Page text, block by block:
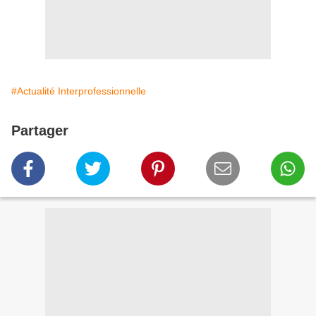
#Actualité Interprofessionnelle
Partager